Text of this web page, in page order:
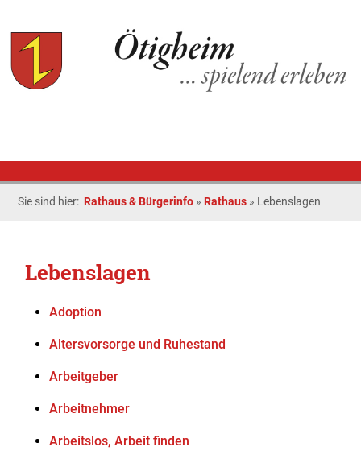
Sie sind hier: Rathaus & Bürgerinfo » Rathaus » Lebenslagen
Lebenslagen
Adoption
Altersvorsorge und Ruhestand
Arbeitgeber
Arbeitnehmer
Arbeitslos, Arbeit finden